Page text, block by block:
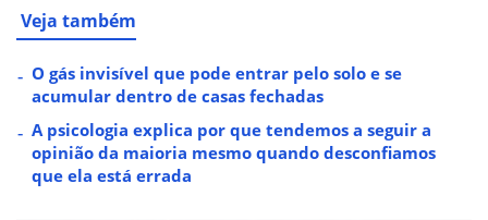
Veja também
O gás invisível que pode entrar pelo solo e se
acumular dentro de casas fechadas
A psicologia explica por que tendemos a seguir a
opinião da maioria mesmo quando desconfiamos
que ela está errada